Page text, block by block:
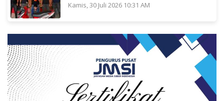
Kamis, 30 Juli 2026 10:31 AM